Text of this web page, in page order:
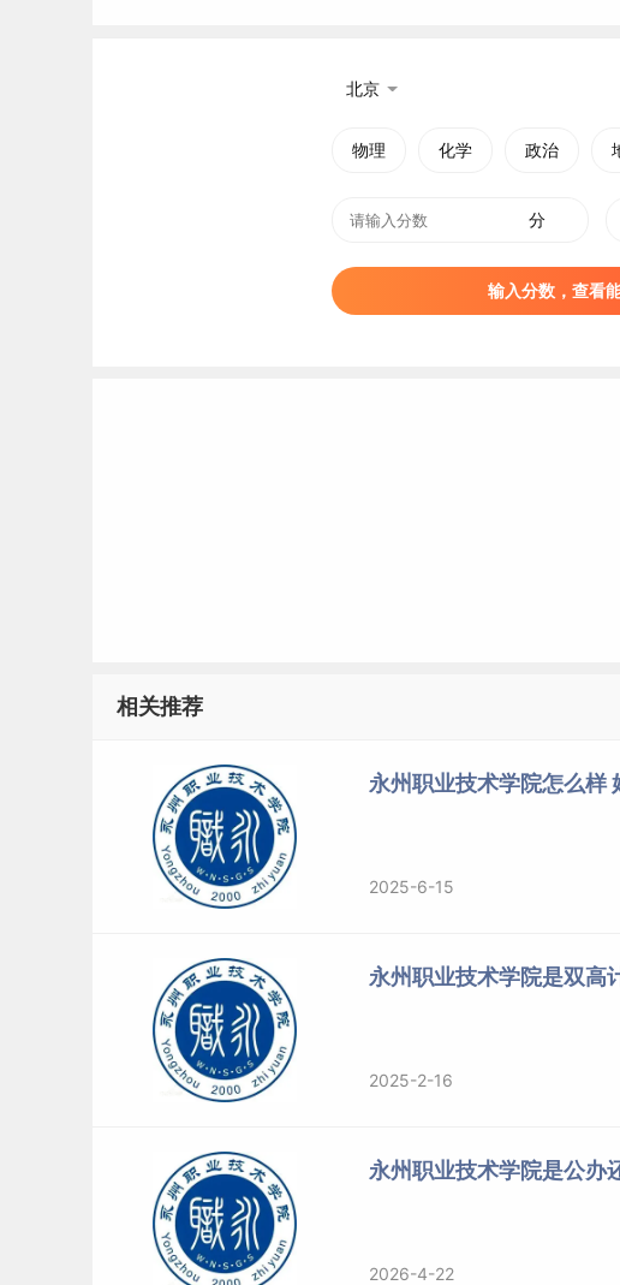
北京
物理 化学 政治
分
输入分数，查看
相关推荐
永州职业技术学院怎么样
2025-6-15
永州职业技术学院是双高
2025-2-16
永州职业技术学院是公办
2026-4-22